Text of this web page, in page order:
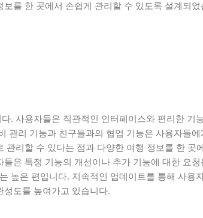
를 한 곳에서 손쉽게 관리할 수 있도록 설계되었
. 사용자들은 직관적인 인터페이스와 편리한 기
관리 기능과 친구들과의 협업 기능은 사용자들에
리할 수 있다는 점과 다양한 여행 정보를 한 곳
은 특정 기능의 개선이나 추가 기능에 대한 요청
높은 편입니다. 지속적인 업데이트를 통해 사용
도를 높여가고 있습니다.